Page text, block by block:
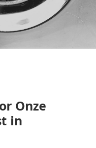
Onze
in